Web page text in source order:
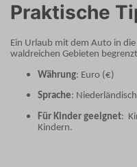
Praktische
Ein Urlaub mit dem Auto in
waldreichen Gebieten
Währung: Euro (€)
Sprache:
Für Kinder geeignet:
Kindern.